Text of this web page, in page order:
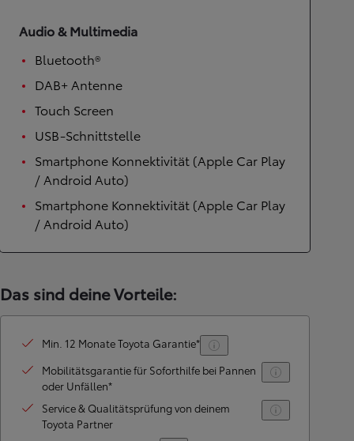
Audio & Multimedia
Bluetooth®
DAB+ Antenne
Touch Screen
USB-Schnittstelle
Smartphone Konnektivität (Apple Car Play
/ Android Auto)
Smartphone Konnektivität (Apple Car Play
/ Android Auto)
Das sind deine Vorteile:
Min. 12 Monate Toyota Garantie*
Mobilitätsgarantie für Soforthilfe bei Pannen
oder Unfällen*
Service & Qualitätsprüfung von deinem
Toyota Partner